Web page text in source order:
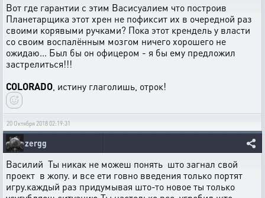
Вот где гарантии с этим Васисуалием что построив
Планетарщика этот хрен не пофиксит их в очередной раз
своими корявыми ручками? Пока этот крендель у власти
со своим воспалённым мозгом ничего хорошего не
ожидаю... Был бы он офицером - я бы ему предложил
застрелиться!!!
COLORADO , истину глаголишь, отрок!
20 Октября 2018 02:19:31
zergg
Василий Ты никак не можеш понять што загнал свой
проект в жопу. и все ети говно введения только портят
игру.каждый раз придумывая што-то новое ты только